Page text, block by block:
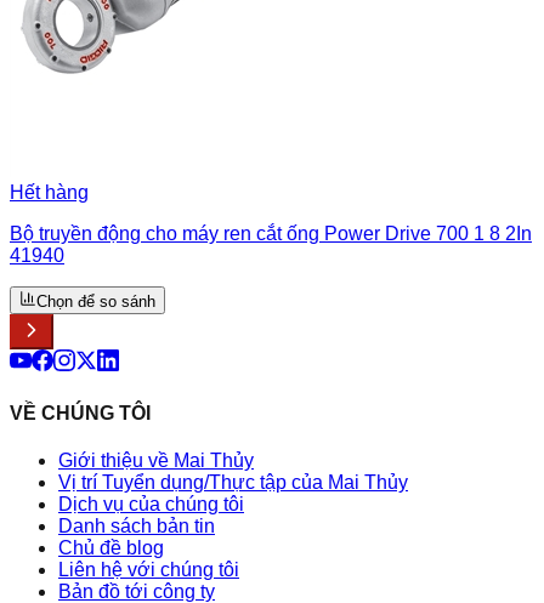
Hết hàng
Bộ truyền động cho máy ren cắt ống Power Drive 700 1 8 2In
41940
Chọn để so sánh
VỀ CHÚNG TÔI
Giới thiệu về Mai Thủy
Vị trí Tuyển dụng/Thực tập của Mai Thủy
Dịch vụ của chúng tôi
Danh sách bản tin
Chủ đề blog
Liên hệ với chúng tôi
Bản đồ tới công ty